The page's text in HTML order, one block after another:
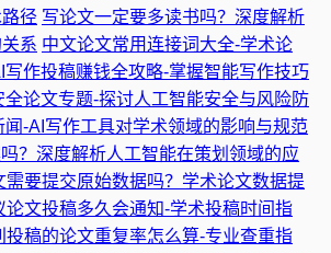
径 写论文一定要多读书吗？深度解析
系 中文论文常用连接词大全-学术论
写作投稿赚钱全攻略-掌握智能写作技巧
全论文专题-探讨人工智能安全与风险防
闻-AI写作工具对学术领域的影响与规范
？深度解析人工智能在策划领域的应
需要提交原始数据吗？学术论文数据提
论文投稿多久会通知-学术投稿时间指
投稿的论文重复率怎么算-专业查重指